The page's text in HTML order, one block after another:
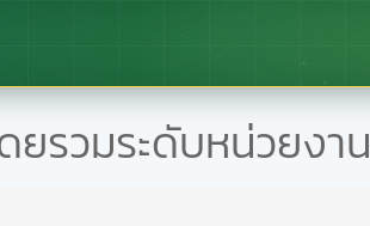
ยรวมระดับหน่วยงาน